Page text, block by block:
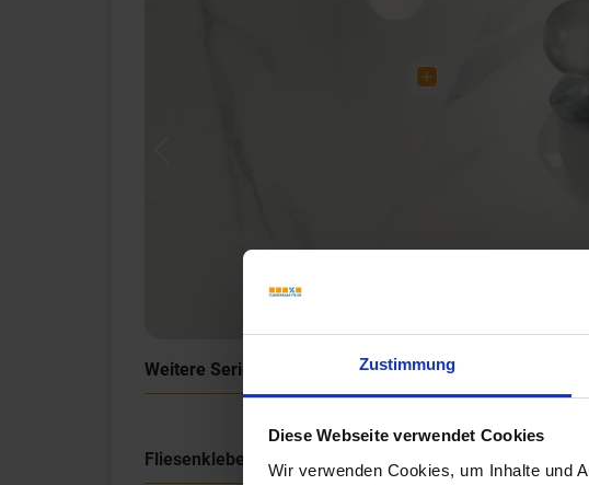
Zustimmung
Diese Webseite verwendet Cookies
Wir verwenden Cookies, um Inhalte und
Weitere Serien von Sant Agostino
Fliesenkleber